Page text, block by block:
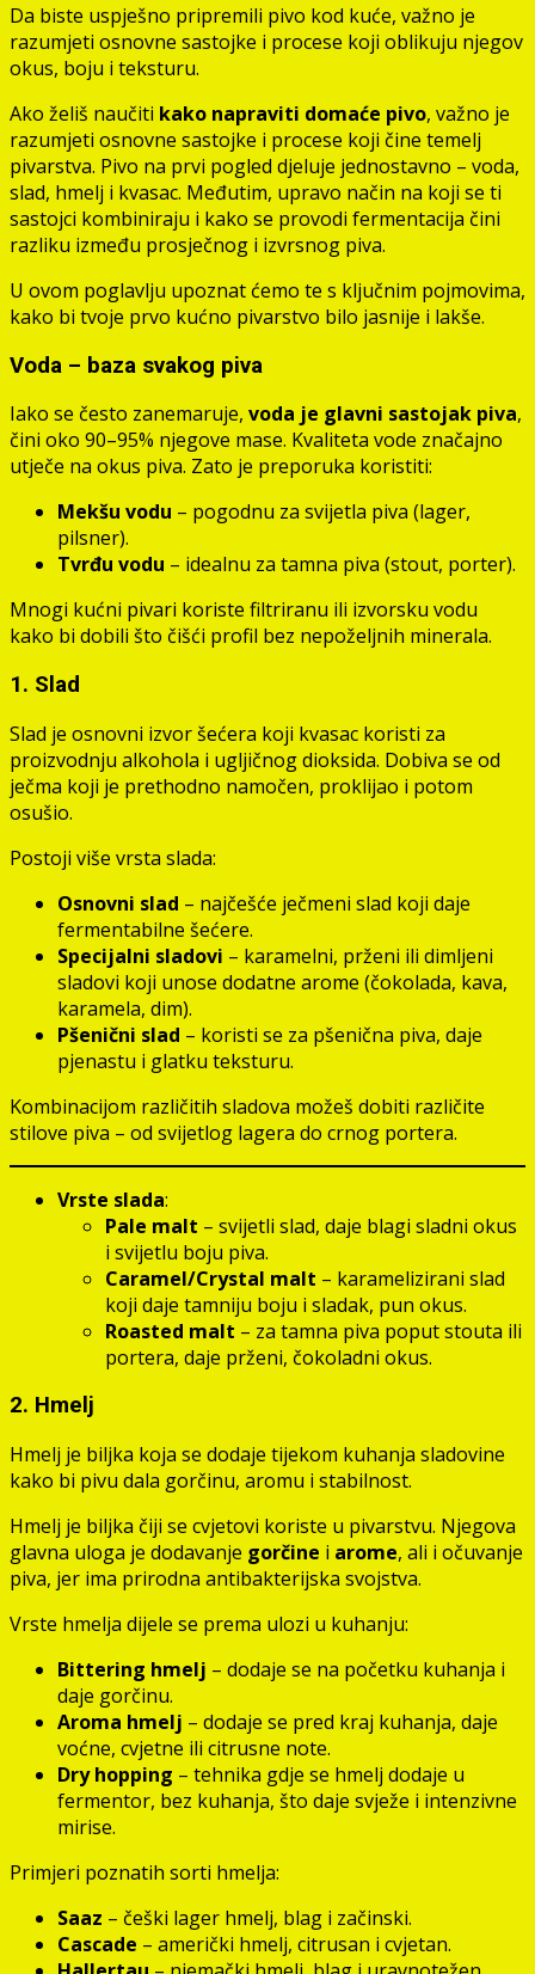
Da biste uspješno pripremili pivo kod kuće, važno je
razumjeti osnovne sastojke i procese koji oblikuju njegov
okus, boju i teksturu.
Ako želiš naučiti kako napraviti domaće pivo, važno je
razumjeti osnovne sastojke i procese koji čine temelj
pivarstva. Pivo na prvi pogled djeluje jednostavno – voda,
slad, hmelj i kvasac. Međutim, upravo način na koji se ti
sastojci kombiniraju i kako se provodi fermentacija čini
razliku između prosječnog i izvrsnog piva.
U ovom poglavlju upoznat ćemo te s ključnim pojmovima,
kako bi tvoje prvo kućno pivarstvo bilo jasnije i lakše.
Voda – baza svakog piva
Iako se često zanemaruje, voda je glavni sastojak piva,
čini oko 90–95% njegove mase. Kvaliteta vode značajno
utječe na okus piva. Zato je preporuka koristiti:
Mekšu vodu – pogodnu za svijetla piva (lager,
pilsner).
Tvrđu vodu – idealnu za tamna piva (stout, porter).
Mnogi kućni pivari koriste filtriranu ili izvorsku vodu
kako bi dobili što čišći profil bez nepoželjnih minerala.
1. Slad
Slad je osnovni izvor šećera koji kvasac koristi za
proizvodnju alkohola i ugljičnog dioksida. Dobiva se od
ječma koji je prethodno namočen, proklijao i potom
osušio.
Postoji više vrsta slada:
Osnovni slad – najčešće ječmeni slad koji daje
fermentabilne šećere.
Specijalni sladovi – karamelni, prženi ili dimljeni
sladovi koji unose dodatne arome (čokolada, kava,
karamela, dim).
Pšenični slad – koristi se za pšenična piva, daje
pjenastu i glatku teksturu.
Kombinacijom različitih sladova možeš dobiti različite
stilove piva – od svijetlog lagera do crnog portera.
Vrste slada:
Pale malt – svijetli slad, daje blagi sladni okus
i svijetlu boju piva.
Caramel/Crystal malt – karamelizirani slad
koji daje tamniju boju i sladak, pun okus.
Roasted malt – za tamna piva poput stouta ili
portera, daje prženi, čokoladni okus.
2. Hmelj
Hmelj je biljka koja se dodaje tijekom kuhanja sladovine
kako bi pivu dala gorčinu, aromu i stabilnost.
Hmelj je biljka čiji se cvjetovi koriste u pivarstvu. Njegova
glavna uloga je dodavanje gorčine i arome, ali i očuvanje
piva, jer ima prirodna antibakterijska svojstva.
Vrste hmelja dijele se prema ulozi u kuhanju:
Bittering hmelj – dodaje se na početku kuhanja i
daje gorčinu.
Aroma hmelj – dodaje se pred kraj kuhanja, daje
voćne, cvjetne ili citrusne note.
Dry hopping – tehnika gdje se hmelj dodaje u
fermentor, bez kuhanja, što daje svježe i intenzivne
mirise.
Primjeri poznatih sorti hmelja:
Saaz – češki lager hmelj, blag i začinski.
Cascade – američki hmelj, citrusan i cvjetan.